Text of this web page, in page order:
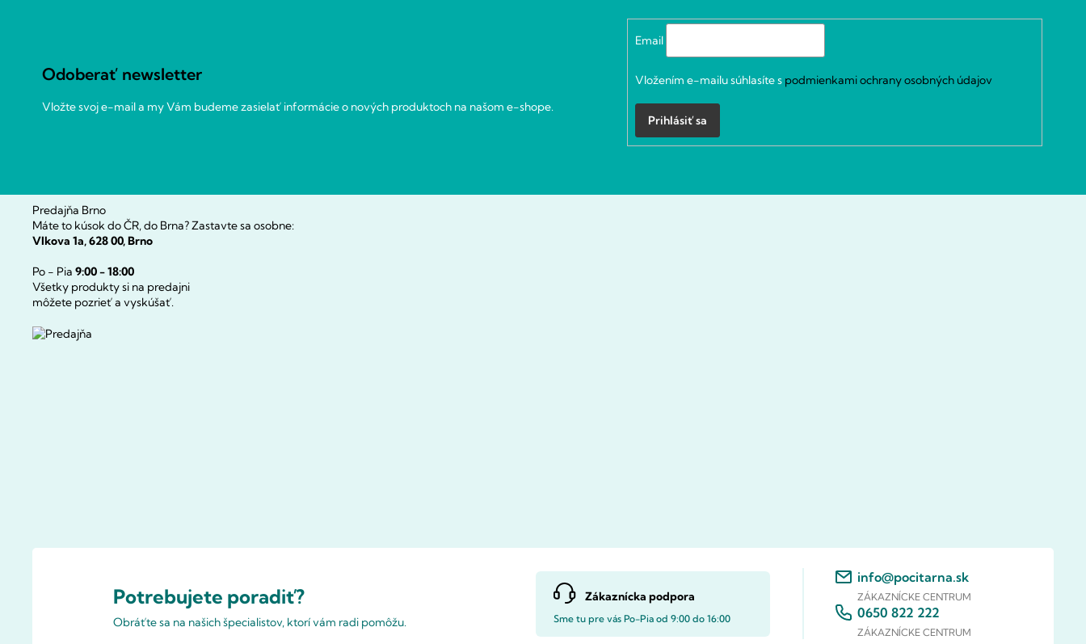
Odoberať newsletter
Vložte svoj e-mail a my Vám budeme zasielať informácie o nových produktoch na našom e-shope.
Email
Vložením e-mailu súhlasíte s podmienkami ochrany osobných údajov
Prihlásiť sa
Predajňa Brno
Máte to kúsok do ČR, do Brna? Zastavte sa osobne:
Vlkova 1a, 628 00, Brno
Po - Pia 9:00 - 18:00
Všetky produkty si na predajni
môžete pozrieť a vyskúšať.
Potrebujete poradiť?
Obráťte sa na našich špecialistov, ktorí vám radi pomôžu.
Zákaznícka podpora
Sme tu pre vás Po-Pia od 9:00 do 16:00
info@pocitarna.sk
ZÁKAZNÍCKE CENTRUM
0650 822 222
ZÁKAZNÍCKE CENTRUM